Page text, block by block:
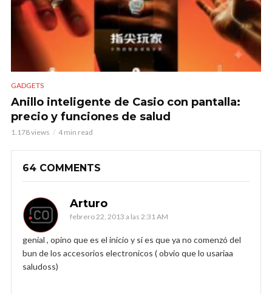
GADGETS
Anillo inteligente de Casio con pantalla:
precio y funciones de salud
1.178 views 4 min read
64 COMMENTS
Arturo
febrero 22, 2013 a las 2:31 AM
genial , opino que es el inicio y si es que ya no comenzó del
bun de los accesorios electronicos ( obvio que lo usariaa
saludoss)